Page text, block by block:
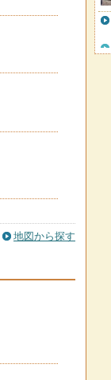
地図から探す